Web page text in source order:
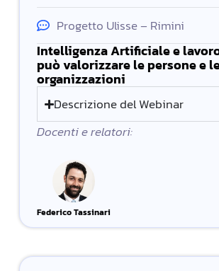
Progetto Ulisse – Rimini
Intelligenza Artificiale e
può valorizzare le persone e
organizzazioni
Descrizione del Webinar
Docenti e relatori:
Federico Tassinari